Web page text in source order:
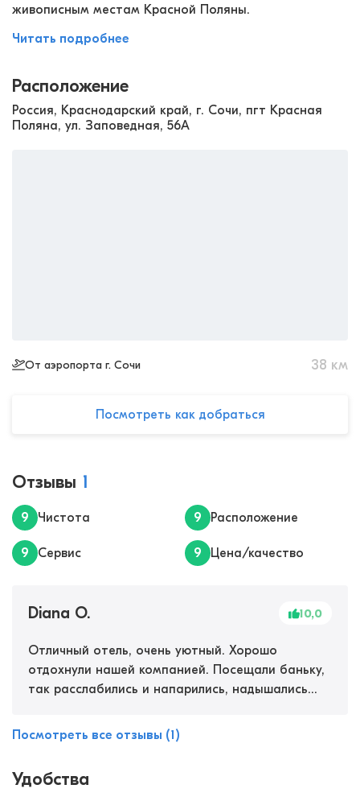
живописным местам Красной Поляны.
Читать подробнее
Расположение
Россия, Краснодарский край, г. Сочи, пгт Красная
Поляна, ул. Заповедная, 56А
От аэропорта г. Сочи 38 км
Посмотреть как добраться
Отзывы 1
9 Чистота 9 Расположение
9 Сервис 9 Цена/качество
Diana O. 10,0
Отличный отель, очень уютный. Хорошо
отдохнули нашей компанией. Посещали баньку,
так расслабились и напарились, надышались
резвились на площадке каждый день и в
бассейне. Бассейн чистый, подогреваемый, что
приятно искупаться в теплой водичке. Нам все
Посмотреть все отзывы (1)
Удобства